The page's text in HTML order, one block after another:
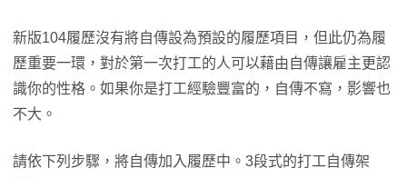
新版104履歷沒有將自傳設為預設的履歷項目，但此仍為履
歷重要一環，對於第一次打工的人可以藉由自傳讓雇主更認
識你的性格。如果你是打工經驗豐富的，自傳不寫，影響也
不大。
請依下列步驟，將自傳加入履歷中。3段式的打工自傳架